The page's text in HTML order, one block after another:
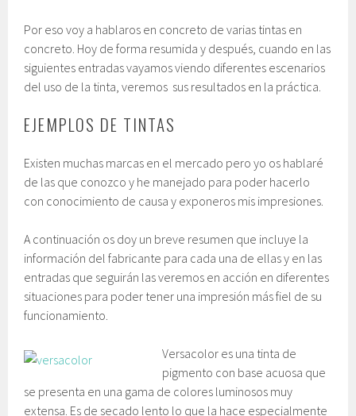
Por eso voy a hablaros en concreto de varias tintas en
concreto. Hoy de forma resumida y después, cuando en las
siguientes entradas vayamos viendo diferentes escenarios
del uso de la tinta, veremos sus resultados en la práctica.
EJEMPLOS DE TINTAS
Existen muchas marcas en el mercado pero yo os hablaré
de las que conozco y he manejado para poder hacerlo
con conocimiento de causa y exponeros mis impresiones.
A continuación os doy un breve resumen que incluye la
información del fabricante para cada una de ellas y en las
entradas que seguirán las veremos en acción en diferentes
situaciones para poder tener una impresión más fiel de su
funcionamiento.
Versacolor es una tinta de
pigmento con base acuosa que
se presenta en una gama de colores luminosos muy
extensa. Es de secado lento lo que la hace especialmente